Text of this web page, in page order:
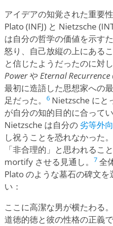
アイデアの知覚された重要
Plato (INFJ) と Nietzsche
は自分の哲学の価値を示す
怒り、自己放縦の上にある
と信じたようだったのに対
Powerや Eternal Recurrence
最初に造語した思想家への
足だった。
6 Nietzsche にと
が自分の知的目的に合って
Nietzsche は自分の劣等外
し祝うことを恐れなかった
「非合理的」と思われる
mortify させる見通し。
7 全
Plato のような墓石の碑文
い：
ここに高潔な男が横たわる
道徳的徳と彼の性格の正義で